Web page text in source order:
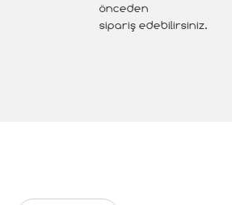
önceden
sipariş edebilirsiniz.